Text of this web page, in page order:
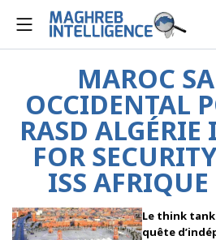
MAROC
OCCIDENTAL
RASD
FOR
ISS
Le think
quête